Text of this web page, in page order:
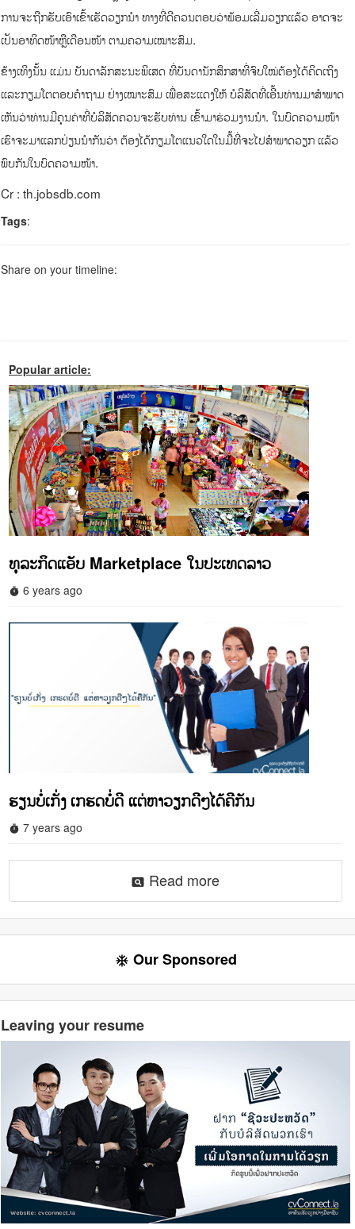
ການຈະຖືກຮັບເອົາເຂົ້າເຮັດວຽກນຳ ທາງທີ່ດີຄວນຕອບວ່າພ້ອມເລີ່ມວຽກແລ້ວ ອາດຈະ
ເປັນອາທິດໜ້າຫຼືເດືອນໜ້າ ຕາມຄວາມເໝາະສົມ.
ຂ້າງເທິງນັ້ນ ແມ່ນ ບັນດາລັກສະນະພິເສດ ທີ່ບັນດານັກສຶກສາທີ່ຈົບໃໝ່ຕ້ອງໄດ້ຄິດເຖິງ
ແລະກຽມໂຕຕອບຄຳຖາມ ຢ່າງເໝາະສົມ ເພື່ອສະແດງໃຫ້ ບໍລິສັດທີ່ເອີ້ນທ່ານມາສຳພາດ
ເຫັນວ່າທ່ານມີຄຸນຄ່າທີ່ບໍລິສັດຄວນຈະຮັບທ່ານ ເຂົ້າມາຮ່ວມງານນຳ. ໃນບົດຄວາມໜ້າ
ເຮົາຈະມາແລກປ່ຽນນຳກັນວ່າ ຕ້ອງໄດ້ກຽມໂຕແນວໃດໃນມື້ທີ່ຈະໄປສຳພາດວຽກ ແລ້ວ
ພົບກັນໃນບົດຄວາມໜ້າ.
Cr : th.jobsdb.com
Tags:
Share on your timeline:
Popular article:
ທຸລະກິດແອັບ Marketplace ໃນປະເທດລາວ
timer 6 years ago
ຮຽນບໍ່ເກັ່ງ ເກຮດບໍ່ດີ ແຕ່ຫາວຽກດີໆໄດ້ຄືກັນ
timer 7 years ago
pageview Read more
ac_unit Our Sponsored
Leaving your resume